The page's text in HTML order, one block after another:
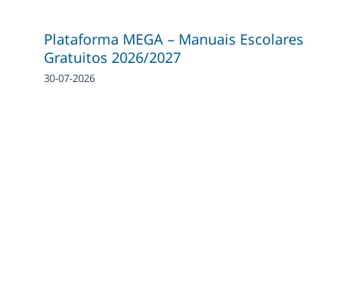
Plataforma MEGA – Manuais Escolares
Gratuitos 2026/2027
30-07-2026